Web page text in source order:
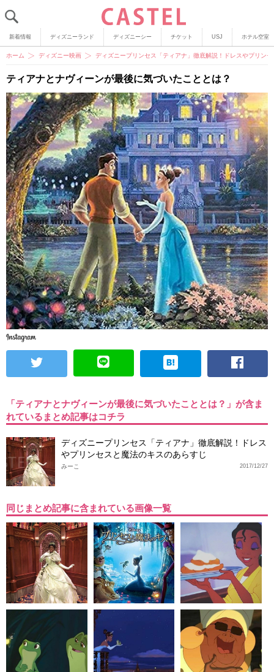
新着情報 ディズニーランド ディズニーシー チケット USJ ホテル空室
ホーム ディズニー映画 ディズニープリンセス「ティアナ」徹底解説！ドレスやプリン
ティアナとナヴィーンが最後に気づいたこととは？
「ティアナとナヴィーンが最後に気づいたこととは？」が含ま
れているまとめ記事はコチラ
ディズニープリンセス「ティアナ」徹底解説！ドレス
やプリンセスと魔法のキスのあらすじ
2017/12/27
みーこ
同じまとめ記事に含まれている画像一覧